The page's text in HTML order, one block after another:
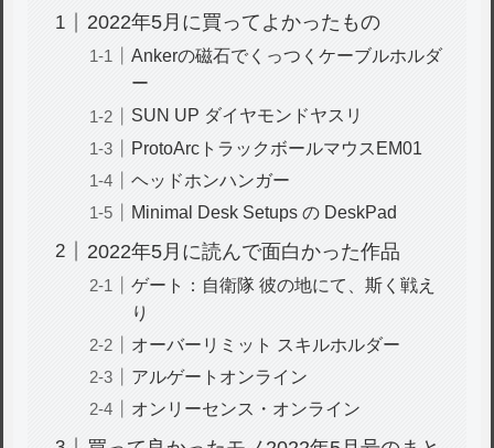
2022年5月に買ってよかったもの
Ankerの磁石でくっつくケーブルホルダ
ー
SUN UP ダイヤモンドヤスリ
ProtoArcトラックボールマウスEM01
ヘッドホンハンガー
Minimal Desk Setups の DeskPad
2022年5月に読んで面白かった作品
ゲート：自衛隊 彼の地にて、斯く戦え
り
オーバーリミット スキルホルダー
アルゲートオンライン
オンリーセンス・オンライン